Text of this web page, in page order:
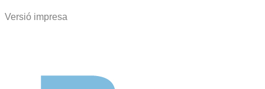
Versió impresa